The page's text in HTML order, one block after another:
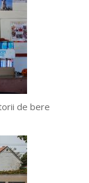
de bere